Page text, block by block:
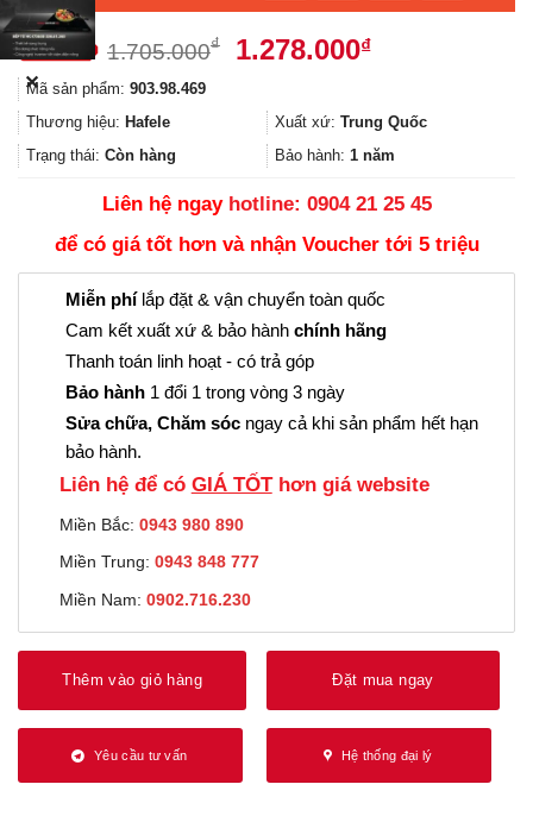
1.705.000₫
Giá
1.705.000₫.
1.278.000₫Giá
là:
1.278.000₫.
Mã sản phẩm: 903.98.469
Thương hiệu: Hafele Xuất xứ: Trung Quốc
Trạng thái: Còn hàng Bảo hành: 1 năm
Liên hệ ngay hotline: 0904 21 25 45
để có giá tốt hơn và nhận Voucher tới 5 triệu
Miễn phílắp đặt & vận chuyển toàn quốc
Cam kết xuất xứ & bảo hành chính hãng
Thanh toán linh hoạt - có trả góp
Bảo hành 1 đổi 1 trong vòng 3 ngày
Sửa chữa, Chăm sóc ngay cả khi sản phẩm hết hạn
bảo hành.
Liên hệ để có GIÁ TỐThơn giá website
Miền Bắc: 0943 980 890
Miền Trung: 0943 848 777
Miền Nam: 0902.716.230
Thêm vào giỏ hàng Đặt mua ngay
Yêu cầu tư vấn Hệ thống đại lý
✕